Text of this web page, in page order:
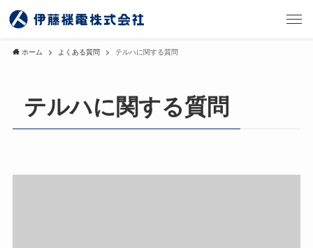
ホーム よくある質問 テルハに関する質問
テルハに関する質問